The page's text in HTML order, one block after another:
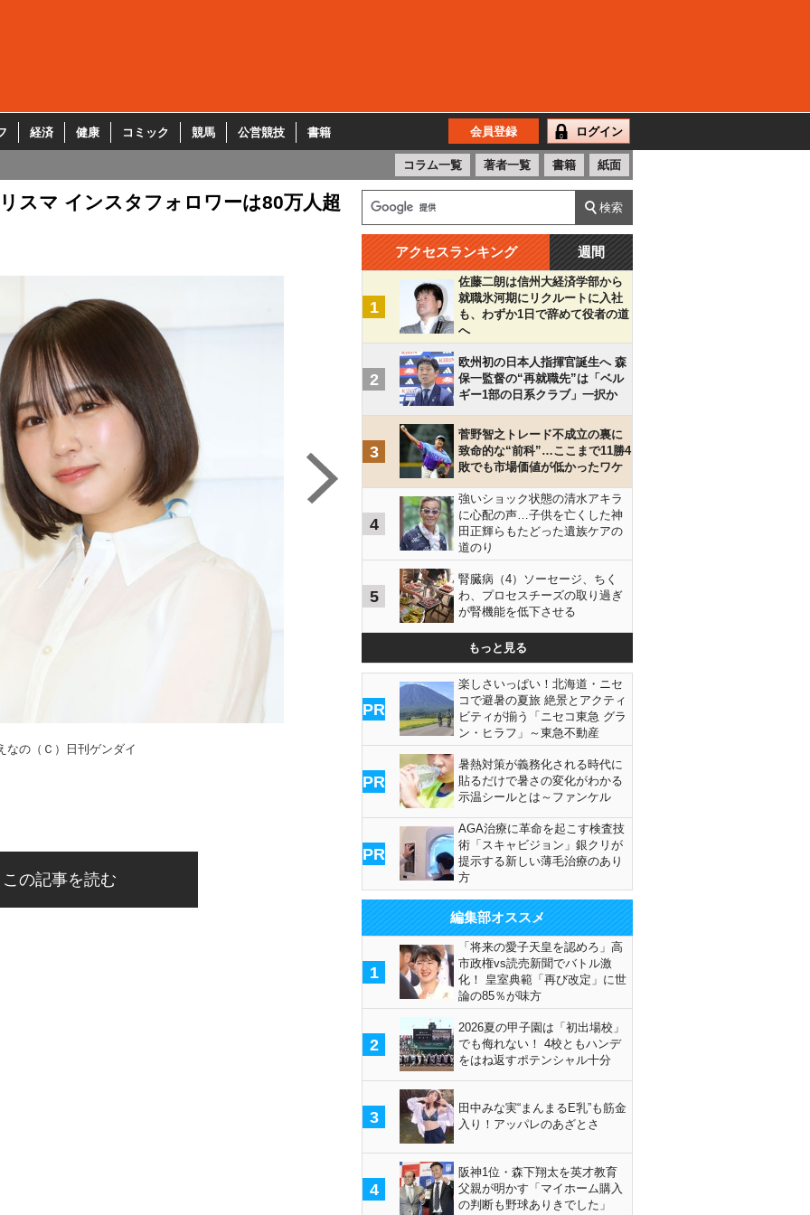
経済 健康 コミック 競馬 公営競技 書籍 会員登録 ログイン
コラム一覧 著者一覧 書籍 紙面
スマ インスタフォロワーは80万人超
なの（Ｃ）日刊ゲンダイ
この記事を読む
アクセスランキング 週間
1
佐藤二朗は信州大経済学部から
就職氷河期にリクルートに入社
も、わずか1日で辞めて役者の道
へ
2
欧州初の日本人指揮官誕生へ 森
保一監督の“再就職先”は「ベル
ギー1部の日系クラブ」一択か
3
菅野智之トレード不成立の裏に
致命的な“前科”…ここまで11勝4
敗でも市場価値が低かったワケ
4
強いショック状態の清水アキラ
に心配の声…子供を亡くした神
田正輝らもたどった遺族ケアの
道のり
5
腎臓病（4）ソーセージ、ちく
わ、プロセスチーズの取り過ぎ
が腎機能を低下させる
もっと見る
PR
楽しさいっぱい！北海道・ニセ
コで避暑の夏旅 絶景とアクティ
ビティが揃う「ニセコ東急 グラ
ン・ヒラフ」～東急不動産
PR
暑熱対策が義務化される時代に
貼るだけで暑さの変化がわかる
示温シールとは～ファンケル
PR
AGA治療に革命を起こす検査技
術「スキャビジョン」銀クリが
提示する新しい薄毛治療のあり
方
編集部オススメ
1
「将来の愛子天皇を認めろ」高
市政権vs読売新聞でバトル激
化！ 皇室典範「再び改定」に世
論の85％が味方
2
2026夏の甲子園は「初出場校」
でも侮れない！ 4校ともハンデ
をはね返すポテンシャル十分
3
田中みな実“まんまるE乳”も筋金
入り！アッパレのあざとさ
4
阪神1位・森下翔太を英才教育
父親が明かす「マイホーム購入
の判断も野球ありきでした」